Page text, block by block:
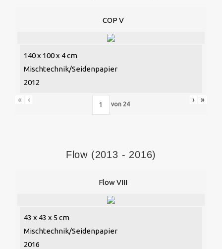
COP V
140 x 100 x 4 cm
Mischtechnik/Seidenpapier
2012
« ‹
von 24
› »
Flow (2013 - 2016)
Flow VIII
43 x 43 x 5 cm
Mischtechnik/Seidenpapier
2016